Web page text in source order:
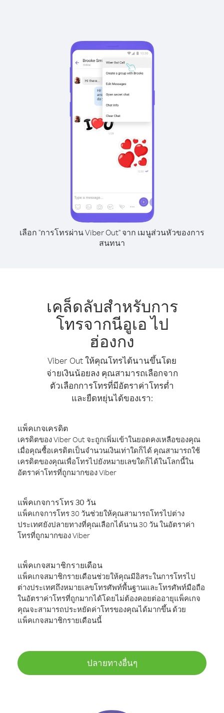
เลือก "การโทรผ่าน Viber Out" จาก เมนูส่วนหัวของการ
สนทนา
เคล็ดลับสำหรับการ
โทรจากนีอูเอ ไป
ฮ่องกง
Viber Out ให้คุณโทรได้นานขึ้นโดย
จ่ายเงินน้อยลง คุณสามารถเลือกจาก
ตัวเลือกการโทรที่มีอัตราค่าโทรต่ำ
และยืดหยุ่นได้ของเรา:
แพ็คเกจเครดิต
เครดิตของ Viber Out จะถูกเพิ่มเข้าในยอดคงเหลือของคุณ
เมื่อคุณซื้อเครดิตเป็นจำนวนเงินเท่าใดก็ได้ คุณสามารถใช้
เครดิตของคุณเพื่อโทรไปยังหมายเลขใดก็ได้ในโลกนี้ใน
อัตราค่าโทรที่ถูกมากของ Viber
แพ็คเกจการโทร 30 วัน
แพ็คเกจการโทร 30 วันช่วยให้คุณสามารถโทรไปต่าง
ประเทศยังปลายทางที่คุณเลือกได้นาน 30 วัน ในอัตราค่า
โทรที่ถูกมากของ Viber
แพ็คเกจสมาชิกรายเดือน
แพ็คเกจสมาชิกรายเดือนช่วยให้คุณมีอิสระในการโทรไป
ต่างประเทศถึงหมายเลขโทรศัพท์พื้นฐานและโทรศัพท์มือถือ
ในอัตราค่าโทรที่ถูกมากได้โดยไม่ต้องคอยต่ออายุแพ็คเกจ
คุณจะสามารถประหยัดค่าโทรของคุณได้มากขึ้น ด้วย
แพ็คเกจสมาชิกรายเดือนนี้
ปลายทางอื่นๆ